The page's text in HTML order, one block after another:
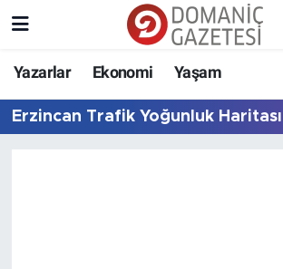
Yazarlar Ekonomi Yaşam
Erzincan Trafik Yoğunluk Haritası